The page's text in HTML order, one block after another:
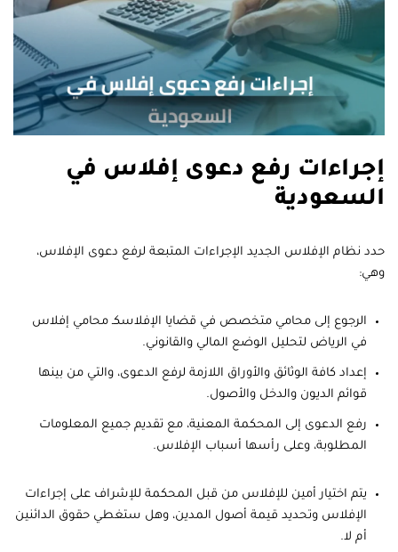
إجراءات رفع دعوى إفلاس في
السعودية
حدد نظام الإفلاس الجديد الإجراءات المتبعة لرفع دعوى الإفلاس،
وهي:
الرجوع إلى محامي متخصص في قضايا الإفلاسكـ محامي إفلاس
في الرياض لتحليل الوضع المالي والقانوني.
إعداد كافة الوثائق والأوراق اللازمة لرفع الدعوى، والتي من بينها
قوائم الديون والدخل والأصول.
رفع الدعوى إلى المحكمة المعنية، مع تقديم جميع المعلومات
المطلوبة، وعلى رأسها أسباب الإفلاس.
يتم اختيار أمين للإفلاس من قبل المحكمة للإشراف على إجراءات
الإفلاس وتحديد قيمة أصول المدين، وهل ستغطي حقوق الدائنين
أم لا.